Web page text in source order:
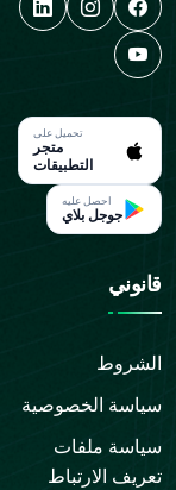
تحميل على
متجر
التطبيقات
احصل عليه
جوجل بلاي
قانوني
الشروط
سياسة الخصوصية
سياسة ملفات
تعريف الارتباط